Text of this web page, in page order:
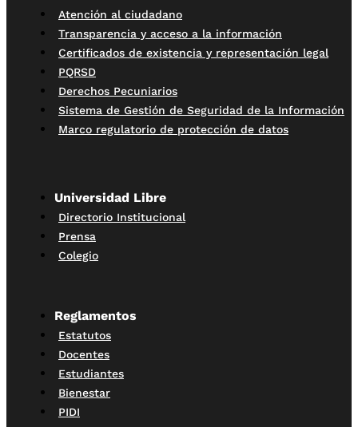
Atención al ciudadano
Transparencia y acceso a la información
Certificados de existencia y representación legal
PQRSD
Derechos Pecuniarios
Sistema de Gestión de Seguridad de la Información
Marco regulatorio de protección de datos
Universidad Libre
Directorio Institucional
Prensa
Colegio
Reglamentos
Estatutos
Docentes
Estudiantes
Bienestar
PIDI